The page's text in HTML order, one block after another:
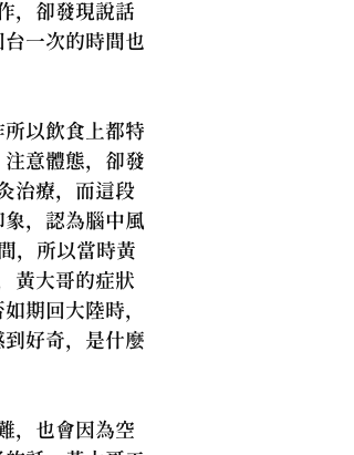
，卻發現說話
一次的時間也
以飲食上都特
意體態，卻發
治療，而這段
，認為腦中風
，所以當時黃
黃大哥的症狀
期回大陸時，
好奇，是什麼
，也會因為空